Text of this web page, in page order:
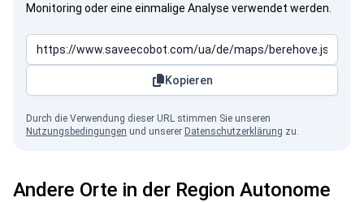
Monitoring oder eine einmalige Analyse verwendet werden.
Kopieren
Durch die Verwendung dieser URL stimmen Sie unseren
Nutzungsbedingungen und unserer Datenschutzerklärung zu.
Andere Orte in der Region Autonome